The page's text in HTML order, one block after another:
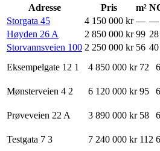
Adresse Pris m²
Storgata 45 4 150 000 kr — —
Høyden 26 A 2 850 000 kr 99
Storvannsveien 100 2 250 000 kr 56
Eksempelgate 12 1 4 850 000 kr 72
Mønsterveien 4 2 6 120 000 kr 95
Prøveveien 22 A 3 890 000 kr 58
Testgata 7 3 7 240 000 kr 112